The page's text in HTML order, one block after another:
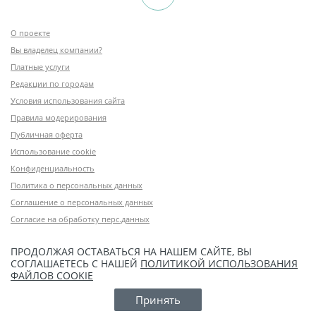
О проекте
Вы владелец компании?
Платные услуги
Редакции по городам
Условия использования сайта
Правила модерирования
Публичная оферта
Использование cookie
Конфиденциальность
Политика о персональных данных
Соглашение о персональных данных
Согласие на обработку перс.данных
ПРОДОЛЖАЯ ОСТАВАТЬСЯ НА НАШЕМ САЙТЕ, ВЫ
СОГЛАШАЕТЕСЬ С НАШЕЙ ПОЛИТИКОЙ ИСПОЛЬЗОВАНИЯ
ФАЙЛОВ COOKIE
Принять